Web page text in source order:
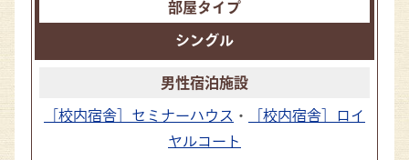
シングル
［校内宿舎］セミナーハウス ・
［校内宿舎］ロイ
ヤルコート